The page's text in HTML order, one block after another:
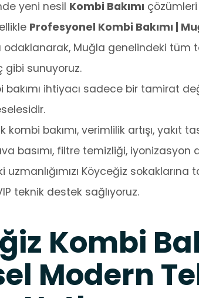
yeni nesil Kombi Bakımı çözümleri
Profesyonel Kombi Bakımı |
Muğla genelindeki tüm
gibi sunuyoruz.
bakımı ihtiyacı sadece bir tamirat
kombi bakımı, verimlilik artışı, yakıt
basımı, filtre temizliği, iyonizasyon
Köyceğiz sokaklarına
teknik destek sağlıyoruz.
Kombi
Modern